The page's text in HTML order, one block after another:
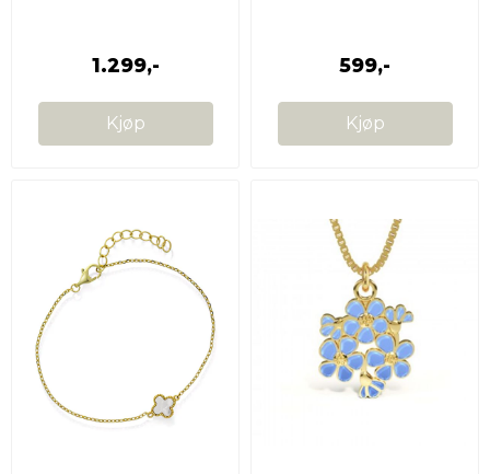
1.299,-
Kjøp
599,-
Kjøp